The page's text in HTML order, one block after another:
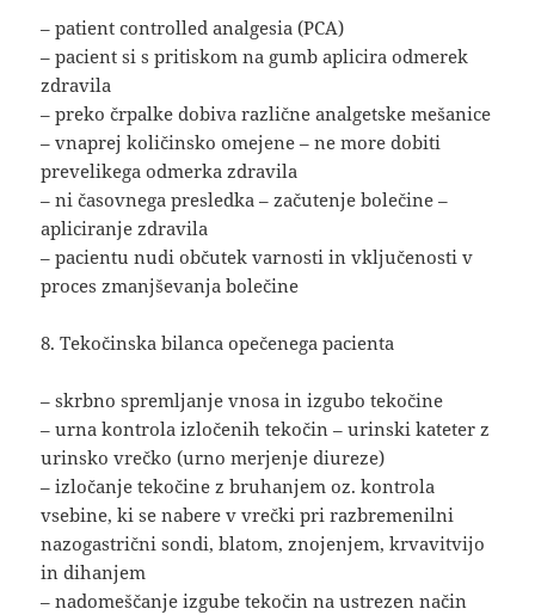
– patient controlled analgesia (PCA)
– pacient si s pritiskom na gumb aplicira odmerek
zdravila
– preko črpalke dobiva različne analgetske mešanice
– vnaprej količinsko omejene – ne more dobiti
prevelikega odmerka zdravila
– ni časovnega presledka – začutenje bolečine –
apliciranje zdravila
– pacientu nudi občutek varnosti in vključenosti v
proces zmanjševanja bolečine
8. Tekočinska bilanca opečenega pacienta
– skrbno spremljanje vnosa in izgubo tekočine
– urna kontrola izločenih tekočin – urinski kateter z
urinsko vrečko (urno merjenje diureze)
– izločanje tekočine z bruhanjem oz. kontrola
vsebine, ki se nabere v vrečki pri razbremenilni
nazogastrični sondi, blatom, znojenjem, krvavitvijo
in dihanjem
– nadomeščanje izgube tekočin na ustrezen način